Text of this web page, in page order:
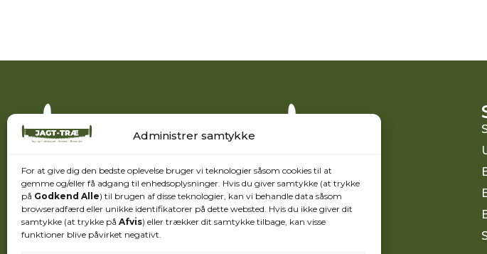
Administrer samtykke
For at give dig den bedste oplevelse bruger vi teknologier såsom cookies til at
gemme og/eller få adgang til enhedsoplysninger. Hvis du giver samtykke (at trykke
på Godkend Alle) til brugen af disse teknologier, kan vi behandle data såsom
browseradfærd eller unikke identifikatorer på dette websted. Hvis du ikke giver dit
samtykke (at trykke på Afvis) eller trækker dit samtykke tilbage, kan visse
funktioner blive påvirket negativt.
np@jagttrae.dk
+45 6056 5458
Lyngevej 4, 7741 Frøstrup